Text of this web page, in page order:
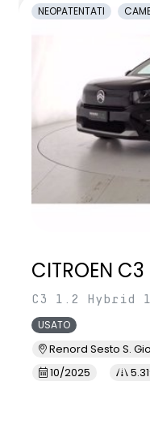
NEOPATENTATI
CITROEN C3
C3 1.2 Hybrid
USATO
Renord Sesto S.
10/2025